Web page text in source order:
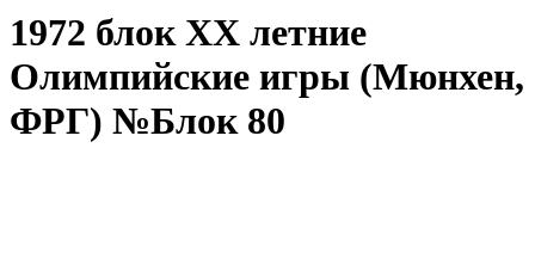
1972 блок ХХ летние
Олимпийские игры (Мюнхен,
ФРГ) №Блок 80